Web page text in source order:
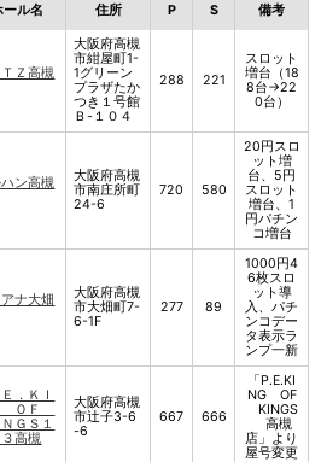
ール名 住所 P S 備考
ＴＺ高槻
大阪府高槻
市紺屋町1-
1グリーン
プラザたか
つき１号館
Ｂ-１０４
288 221
スロット
増台（18
8台→22
0台）
ン高槻
大阪府高槻
市南庄所町
24-6
720 580
20円スロ
ット増
台、5円
スロット
増台、1
円パチン
コ増台
ナ大畑
大阪府高槻
市大畑町7-
6-1F
277 89
1000円4
6枚スロ
ット導
入、パチ
ンコデー
タ表示ラ
ンプ一新
．ＫＩ
ＯＦ
ＧＳ１
３高槻
大阪府高槻
市辻子3-6
-6
667 666
「P.E.KI
NG OF
KINGS
高槻
店」より
屋号変更